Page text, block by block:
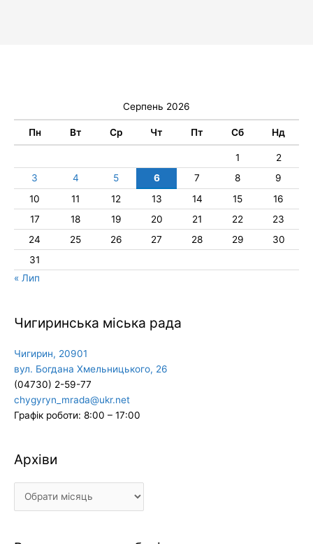
Серпень 2026
Пн Вт Ср Чт Пт Сб Нд
1
2
3
4 5 6 7 8
9
10
11 12 13 14 15
16
17
18 19 20 21 22
23
24
25 26 27 28 29
30
31
« Лип
Чигиринська міська рада
Чигирин, 20901
вул. Богдана Хмельницького, 26
(04730) 2-59-77
chygyryn_mrada@ukr.net
Графік роботи: 8:00 – 17:00
Архіви
Архіви